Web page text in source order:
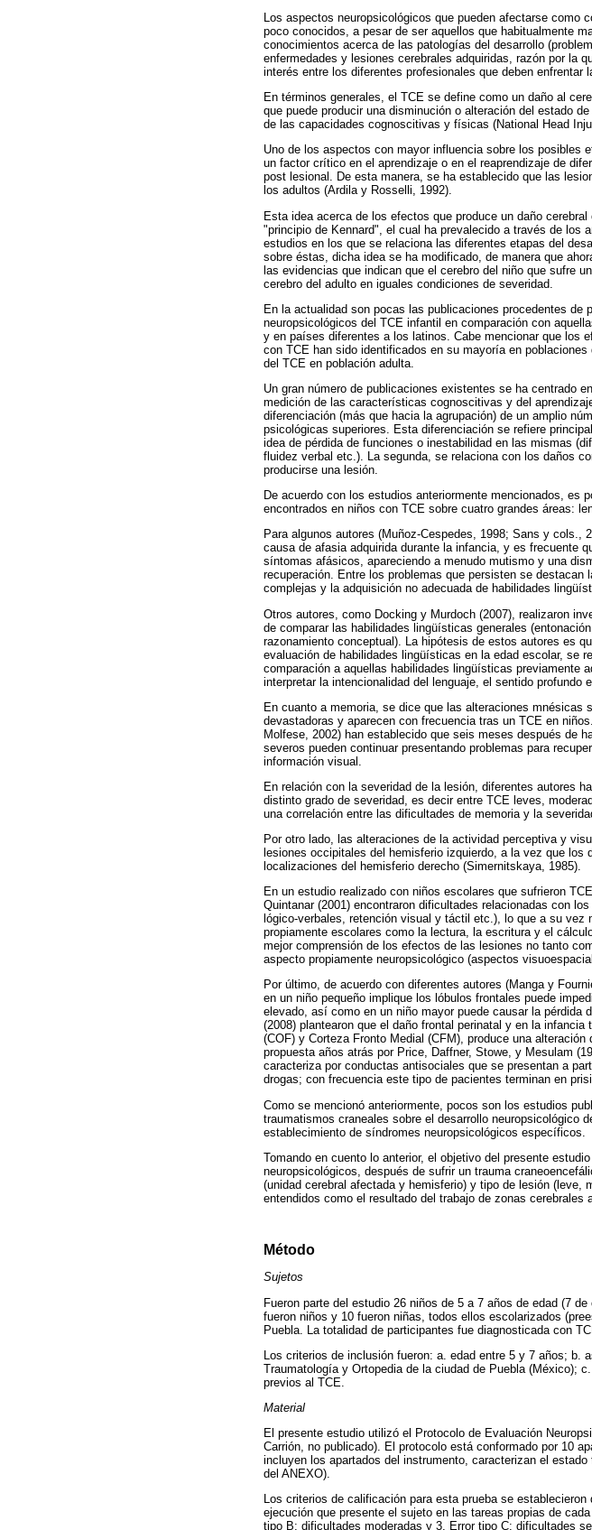
Los aspectos neuropsicológicos que pueden afectarse como
poco conocidos, a pesar de ser aquellos que habitualmente
conocimientos acerca de las patologías del desarrollo
enfermedades y lesiones cerebrales adquiridas, razón por la
interés entre los diferentes profesionales que deben
En términos generales, el TCE se define como un daño al
que puede producir una disminución o alteración del estado
de las capacidades cognoscitivas y físicas (National Head
Uno de los aspectos con mayor influencia sobre los posibles
un factor crítico en el aprendizaje o en el reaprendizaje de
post lesional. De esta manera, se ha establecido que las
los adultos (Ardila y Rosselli, 1992).
Esta idea acerca de los efectos que produce un daño
"principio de Kennard", el cual ha prevalecido a través de los
estudios en los que se relaciona las diferentes etapas del
sobre éstas, dicha idea se ha modificado, de manera que
las evidencias que indican que el cerebro del niño que sufre
cerebro del adulto en iguales condiciones de severidad.
En la actualidad son pocas las publicaciones procedentes
neuropsicológicos del TCE infantil en comparación con
y en países diferentes a los latinos. Cabe mencionar que los
con TCE han sido identificados en su mayoría en
del TCE en población adulta.
Un gran número de publicaciones existentes se ha centrado
medición de las características cognoscitivas y del
diferenciación (más que hacia la agrupación) de un amplio
psicológicas superiores. Esta diferenciación se refiere
idea de pérdida de funciones o inestabilidad en las mismas
fluidez verbal etc.). La segunda, se relaciona con los daños
producirse una lesión.
De acuerdo con los estudios anteriormente mencionados, es
encontrados en niños con TCE sobre cuatro grandes áreas:
Para algunos autores (Muñoz-Cespedes, 1998; Sans y cols.,
causa de afasia adquirida durante la infancia, y es frecuente
síntomas afásicos, apareciendo a menudo mutismo y una
recuperación. Entre los problemas que persisten se
complejas y la adquisición no adecuada de habilidades
Otros autores, como Docking y Murdoch (2007), realizaron
de comparar las habilidades lingüísticas generales
razonamiento conceptual). La hipótesis de estos autores es
evaluación de habilidades lingüísticas en la edad escolar, se
comparación a aquellas habilidades lingüísticas previamente
interpretar la intencionalidad del lenguaje, el sentido profundo
En cuanto a memoria, se dice que las alteraciones
devastadoras y aparecen con frecuencia tras un TCE en
Molfese, 2002) han establecido que seis meses después de
severos pueden continuar presentando problemas para
información visual.
En relación con la severidad de la lesión, diferentes autores
distinto grado de severidad, es decir entre TCE leves,
una correlación entre las dificultades de memoria y la
Por otro lado, las alteraciones de la actividad perceptiva y
lesiones occipitales del hemisferio izquierdo, a la vez que
localizaciones del hemisferio derecho (Simernitskaya, 1985).
En un estudio realizado con niños escolares que sufrieron
Quintanar (2001) encontraron dificultades relacionadas con
lógico-verbales, retención visual y táctil etc.), lo que a su
propiamente escolares como la lectura, la escritura y el
mejor comprensión de los efectos de las lesiones no tanto
aspecto propiamente neuropsicológico (aspectos
Por último, de acuerdo con diferentes autores (Manga y
en un niño pequeño implique los lóbulos frontales puede
elevado, así como en un niño mayor puede causar la
(2008) plantearon que el daño frontal perinatal y en la
(COF) y Corteza Fronto Medial (CFM), produce una
propuesta años atrás por Price, Daffner, Stowe, y Mesulam
caracteriza por conductas antisociales que se presentan a
drogas; con frecuencia este tipo de pacientes terminan en
Como se mencionó anteriormente, pocos son los estudios
traumatismos craneales sobre el desarrollo neuropsicológico
establecimiento de síndromes neuropsicológicos específicos.
Tomando en cuento lo anterior, el objetivo del presente
neuropsicológicos, después de sufrir un trauma
(unidad cerebral afectada y hemisferio) y tipo de lesión (leve,
entendidos como el resultado del trabajo de zonas
Método
Sujetos
Fueron parte del estudio 26 niños de 5 a 7 años de edad (7
fueron niños y 10 fueron niñas, todos ellos escolarizados
Puebla. La totalidad de participantes fue diagnosticada con
Los criterios de inclusión fueron: a. edad entre 5 y 7 años; b.
Traumatología y Ortopedia de la ciudad de Puebla (México);
previos al TCE.
Material
El presente estudio utilizó el Protocolo de Evaluación
Carrión, no publicado). El protocolo está conformado por 10
incluyen los apartados del instrumento, caracterizan el
del ANEXO).
Los criterios de calificación para esta prueba se
ejecución que presente el sujeto en las tareas propias de
tipo B: dificultades moderadas y 3. Error tipo C: dificultades